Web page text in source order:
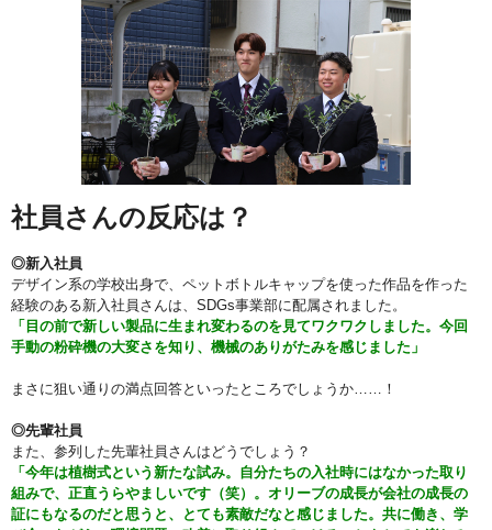
社員さんの反応は？
◎新入社員
デザイン系の学校出身で、ペットボトルキャップを使った作品を作った
経験のある新入社員さんは、SDGs事業部に配属されました。
「目の前で新しい製品に生まれ変わるのを見てワクワクしました。今回
手動の粉砕機の大変さを知り、機械のありがたみを感じました」
まさに狙い通りの満点回答といったところでしょうか……！
◎先輩社員
また、参列した先輩社員さんはどうでしょう？
「今年は植樹式という新たな試み。自分たちの入社時にはなかった取り
組みで、正直うらやましいです（笑）。オリーブの成長が会社の成長の
証にもなるのだと思うと、とても素敵だなと感じました。共に働き、学